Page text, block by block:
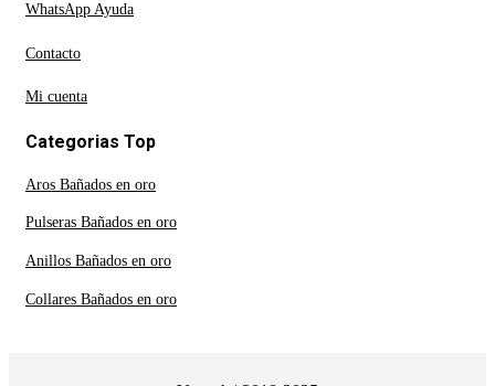
WhatsApp Ayuda
Contacto
Mi cuenta
Categorias Top
Aros Bañados en oro
Pulseras Bañados en oro
Anillos Bañados en oro
Collares Bañados en oro